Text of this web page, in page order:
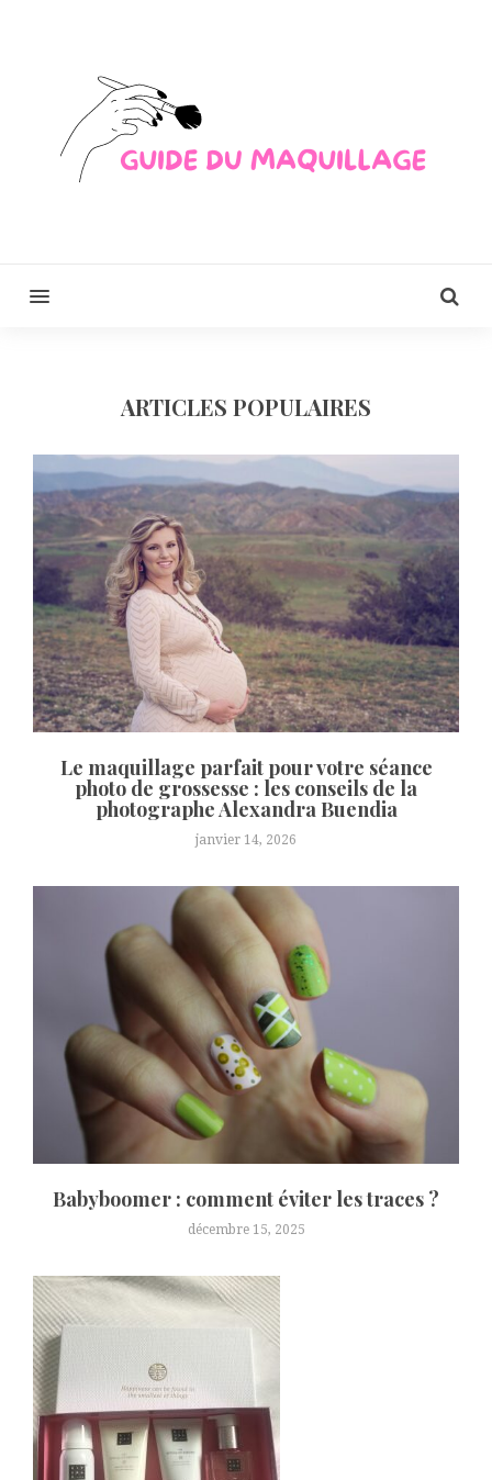
MENU
ARTICLES POPULAIRES
Le maquillage parfait pour votre séance
photo de grossesse : les conseils de la
photographe Alexandra Buendia
janvier 14, 2026
Babyboomer : comment éviter les traces ?
décembre 15, 2025